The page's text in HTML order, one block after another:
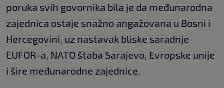
poruka svih govornika bila je da međunarodna
zajednica ostaje snažno angažovana u Bosni i
Hercegovini, uz nastavak bliske saradnje
EUFOR-a, NATO štaba Sarajevo, Evropske unije
i šire međunarodne zajednice.